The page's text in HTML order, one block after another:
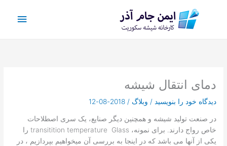
دمای انتقال شیشه
دیدگاه‌ خود را بنویسید / وبلاگ /
2018-08-12
در صنعت تولید شیشه و همچنین دیگر صنایع، یک سری اصطلاحات
خاص رواج دارند. برای نمونه، transitition temperature Glass را
یکی از آنها می باشد که در اینجا به بررسی آن میخواهیم بپردازیم ، در